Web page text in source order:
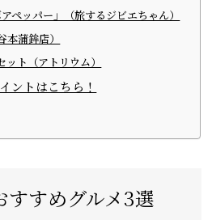
ペッパー」（旅するジビエちゃん）
蒲鉾店）
ト（アトリウム）
ントはこちら！
すすめグルメ3選